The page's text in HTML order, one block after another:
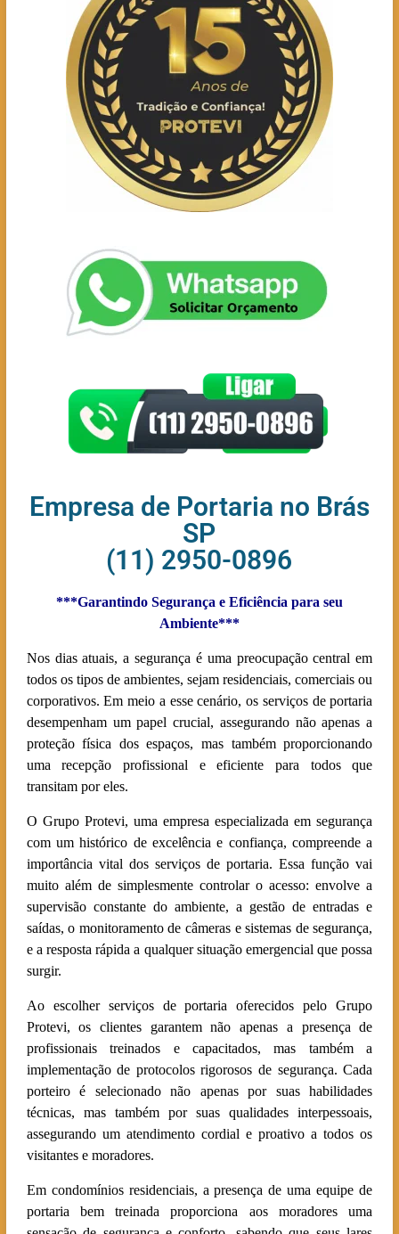
Empresa de Portaria no Brás
SP
(11) 2950-0896
***Garantindo Segurança e Eficiência para seu
Ambiente***
Nos dias atuais, a segurança é uma preocupação central em
todos os tipos de ambientes, sejam residenciais, comerciais ou
corporativos. Em meio a esse cenário, os serviços de portaria
desempenham um papel crucial, assegurando não apenas a
proteção física dos espaços, mas também proporcionando
uma recepção profissional e eficiente para todos que
transitam por eles.
O Grupo Protevi, uma empresa especializada em segurança
com um histórico de excelência e confiança, compreende a
importância vital dos serviços de portaria. Essa função vai
muito além de simplesmente controlar o acesso: envolve a
supervisão constante do ambiente, a gestão de entradas e
saídas, o monitoramento de câmeras e sistemas de segurança,
e a resposta rápida a qualquer situação emergencial que possa
surgir.
Ao escolher serviços de portaria oferecidos pelo Grupo
Protevi, os clientes garantem não apenas a presença de
profissionais treinados e capacitados, mas também a
implementação de protocolos rigorosos de segurança. Cada
porteiro é selecionado não apenas por suas habilidades
técnicas, mas também por suas qualidades interpessoais,
assegurando um atendimento cordial e proativo a todos os
visitantes e moradores.
Em condomínios residenciais, a presença de uma equipe de
portaria bem treinada proporciona aos moradores uma